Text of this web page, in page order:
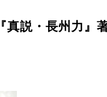
真説・長州力』